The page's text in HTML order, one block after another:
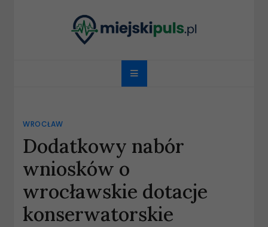
miejskipuls.pl
WROCŁAW
Dodatkowy nabór
wniosków o
wrocławskie dotacje
konserwatorskie